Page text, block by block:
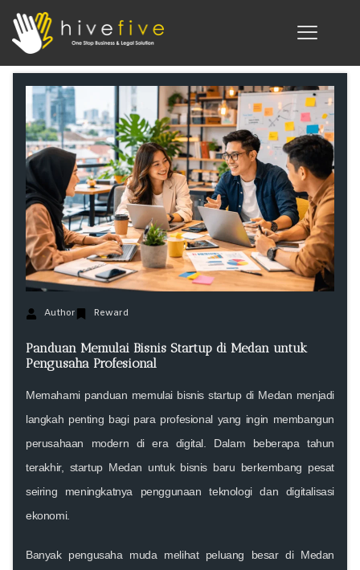
Author Reward
Panduan Memulai Bisnis Startup di Medan untuk
Pengusaha Profesional
Memahami panduan memulai bisnis startup di Medan menjadi
langkah penting bagi para profesional yang ingin membangun
perusahaan modern di era digital. Dalam beberapa tahun
terakhir, startup Medan untuk bisnis baru berkembang pesat
seiring meningkatnya penggunaan teknologi dan digitalisasi
ekonomi.
Banyak pengusaha muda melihat peluang besar di Medan